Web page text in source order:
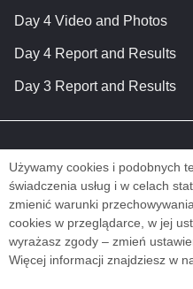
Day 4 Video and Photos
Day 4 Report and Results
Day 3 Report and Results
Używamy cookies i podobnych
świadczenia usług i w celach
zmienić warunki
cookies w przeglądarce, w jej
wyrażasz zgody – zmień
Więcej informacji znajdziesz w